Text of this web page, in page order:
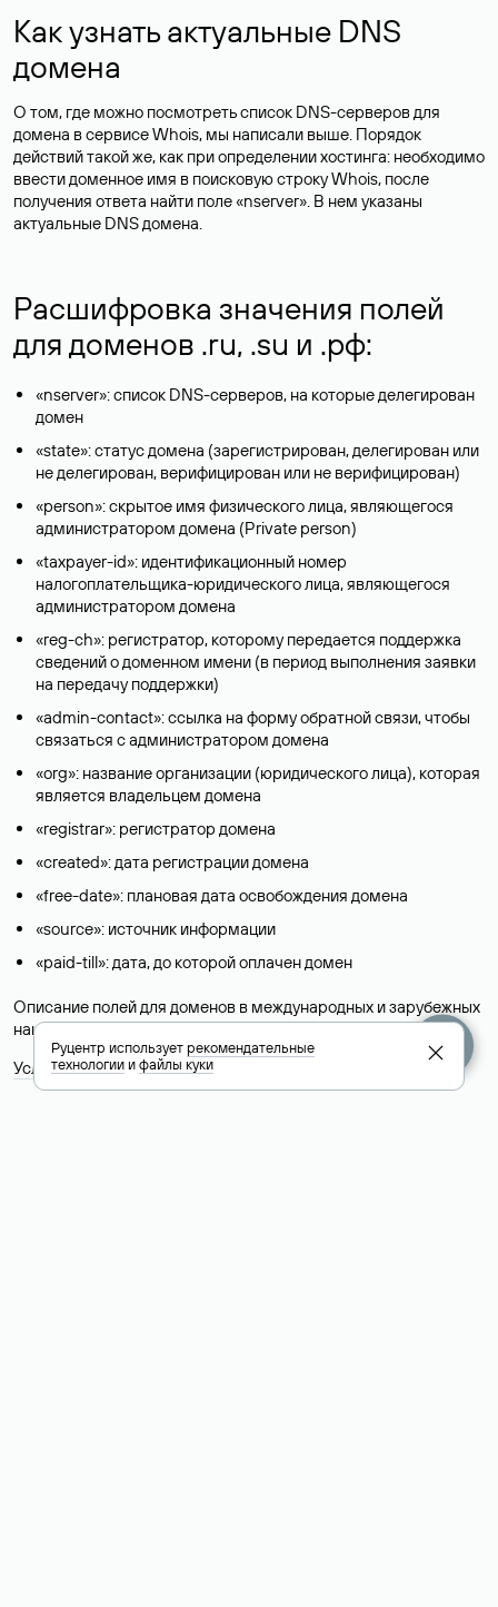
Как узнать актуальные DNS
домена
О том, где можно посмотреть список DNS-серверов для
домена в сервисе Whois, мы написали выше. Порядок
действий такой же, как при определении хостинга: необходимо
ввести доменное имя в поисковую строку Whois, после
получения ответа найти поле «nserver». В нем указаны
актуальные DNS домена.
Расшифровка значения полей
для доменов .ru, .su и .рф:
«nserver»: список DNS-серверов, на которые делегирован
домен
«state»: статус домена (зарегистрирован, делегирован или
не делегирован, верифицирован или не верифицирован)
«person»: скрытое имя физического лица, являющегося
администратором домена (Privatе person)
«taxpayer-id»: идентификационный номер
налогоплательщика-юридического лица, являющегося
администратором домена
«reg-ch»: регистратор, которому передается поддержка
сведений о доменном имени (в период выполнения заявки
на передачу поддержки)
«admin-contact»: ссылка на форму обратной связи, чтобы
связаться с администратором домена
«org»: название организации (юридического лица), которая
является владельцем домена
«registrar»: регистратор домена
«created»: дата регистрации домена
«free-date»: плановая дата освобождения домена
«source»: источник информации
«paid-till»: дата, до которой оплачен домен
Описание полей для доменов в международных и зарубежных
национальных доменах представлены в разделе «Помощь».
Условия использования Whois-сервиса
Руцентр используетрекомендательные
технологииифайлы куки